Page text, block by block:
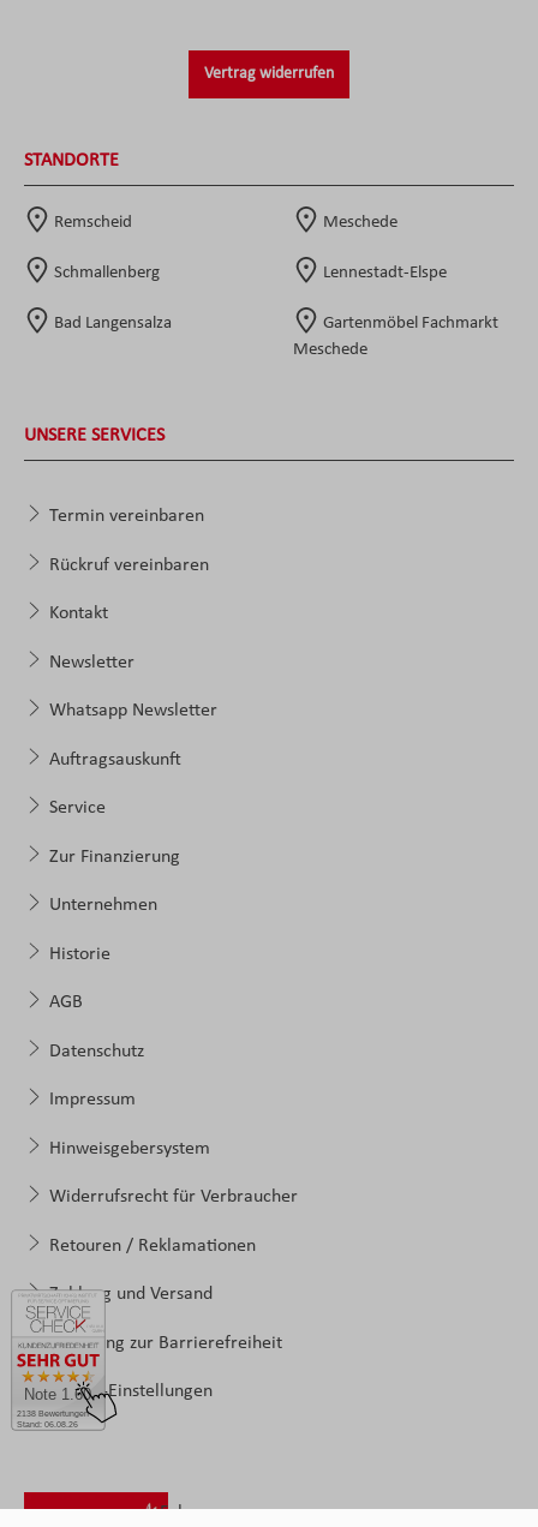
2138 Bewertungen
Stand: 06.08.26
Note 1.60
Vertrag widerrufen
STANDORTE
Remscheid Meschede
Schmallenberg Lennestadt-Elspe
Bad Langensalza
Gartenmöbel Fachmarkt
Meschede
UNSERE SERVICES
Termin vereinbaren
Rückruf vereinbaren
Kontakt
Newsletter
Whatsapp Newsletter
Auftragsauskunft
Service
Zur Finanzierung
Unternehmen
Historie
AGB
Datenschutz
Impressum
Hinweisgebersystem
Widerrufsrecht für Verbraucher
Retouren / Reklamationen
Zahlung und Versand
Erklärung zur Barrierefreiheit
Cookie-Einstellungen
Folgen